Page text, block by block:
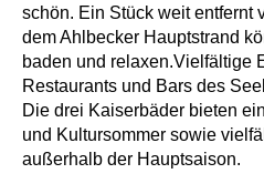
schön. Ein Stück weit entfernt
dem Ahlbecker Hauptstrand
baden und relaxen.Vielfältige
Restaurants und Bars des
Die drei Kaiserbäder bieten
und Kultursommer sowie
außerhalb der Hauptsaison.